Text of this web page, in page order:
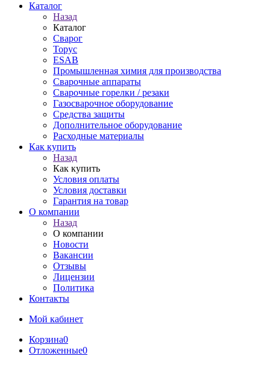
Каталог
Назад
Каталог
Сварог
Торус
ESAB
Промышленная химия для производства
Сварочные аппараты
Сварочные горелки / резаки
Газосварочное оборудование
Средства защиты
Дополнительное оборудование
Расходные материалы
Как купить
Назад
Как купить
Условия оплаты
Условия доставки
Гарантия на товар
О компании
Назад
О компании
Новости
Вакансии
Отзывы
Лицензии
Политика
Контакты
Мой кабинет
Корзина0
Отложенные0